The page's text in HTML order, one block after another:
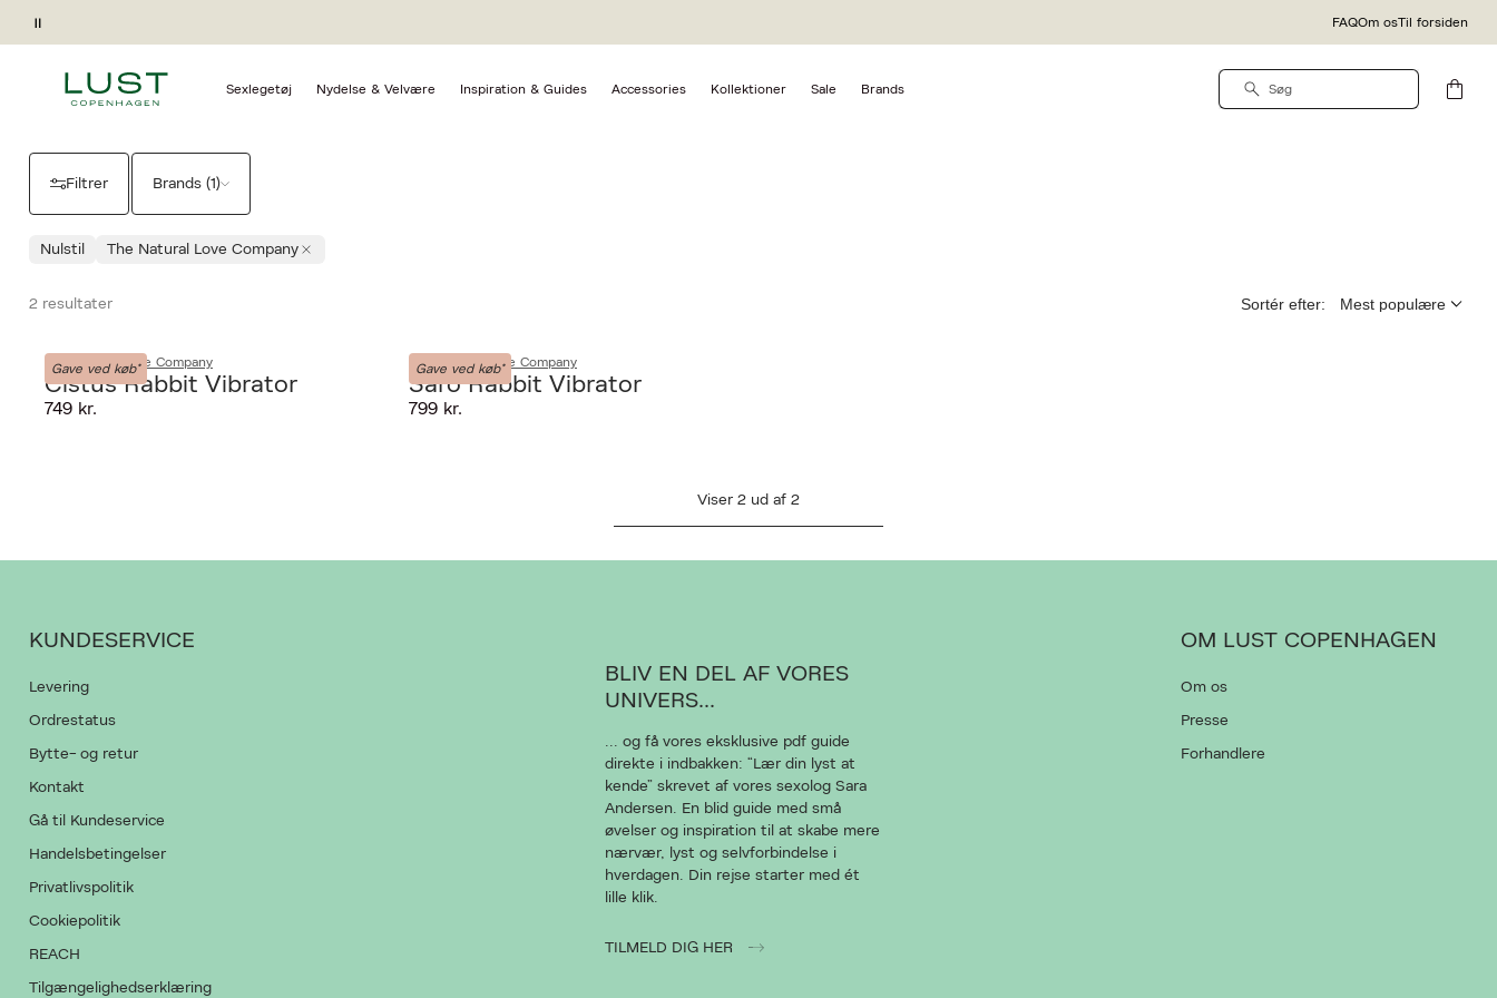
Pause FAQOm osTil forsiden
Sexlegetøj Nydelse & Velvære Inspiration & Guides Accessories Kollektioner Sale Brands
Filtrer Brands (1)
Nulstil The Natural Love Company
2 resultater Sortér efter:
Gave ved køb*
The Natural Love Company
Cistus Rabbit Vibrator
749 kr.
Gave ved køb*
The Natural Love Company
Saro Rabbit Vibrator
799 kr.
Viser 2 ud af 2
KUNDESERVICE
Levering
Ordrestatus
Bytte- og retur
Kontakt
Gå til Kundeservice
Handelsbetingelser
Privatlivspolitik
Cookiepolitik
REACH
Tilgængelighedserklæring
BLIV EN DEL AF VORES
UNIVERS...
... og få vores eksklusive pdf guide
direkte i indbakken: “Lær din lyst at
kende” skrevet af vores sexolog Sara
Andersen. En blid guide med små
øvelser og inspiration til at skabe mere
nærvær, lyst og selvforbindelse i
hverdagen. Din rejse starter med ét
lille klik.
TILMELD DIG HER
OM LUST COPENHAGEN
Om os
Presse
Forhandlere
Ret cookies